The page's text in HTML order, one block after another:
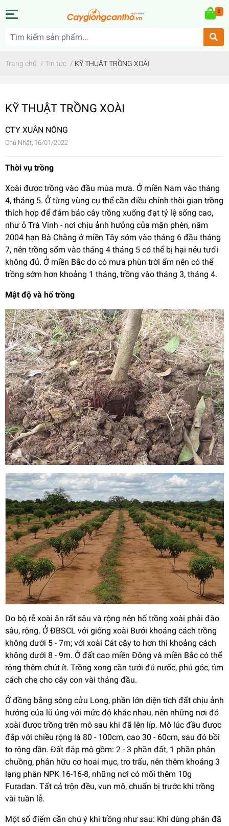
0
Trang chủ / Tin tức / KỸ THUẬT TRỒNG XOÀI
KỸ THUẬT TRỒNG XOÀI
CTY XUÂN NÔNG
Chủ Nhật, 16/01/2022
Thời vụ trồng
Xoài được trồng vào đầu mùa mưa. Ở miền Nam vào tháng
4, tháng 5. Ở từng vùng cụ thể cần điều chỉnh thòi gian trồng
thích hợp để đảm bảo cây trồng xuống đạt tỷ lệ sống cao,
như ỏ Trà Vinh - nơi chịu ảnh hưỏng của mặn phèn, năm
2004 hạn Bà Chằng ở miền Tây sớm vào tháng 6 đầu tháng
7, nên trồng sốm vào tháng 4 tháng 5 có thể bị hại néu tưó'i
không đủ. Ở miền Bắc do có mưa phùn trời ẩm nên có thể
trồng sớm hơn khoảng 1 tháng, trồng vào tháng 3, tháng 4.
Mật độ và hố trồng
Do bộ rễ xoài ăn rất sâu và rộng nên hố trồng xoài phải đào
sâu, rộng. Ở ĐBSCL với giống xoài Bưởi khoảng cách trồng
không dưới 5 - 7m; với xoài Cát cây to hơn thì khoảng cách
không dưới 8 - 9m. Ở đất cao miền Đông và miền Bắc có thể
rộng thêm chút ít. Trồng xong cần tưới đủ nưốc, phủ góc, tìm
cách che cho cây con vài tháng đầu.
Ở đồng bằng sông cửu Long, phần lớn diện tích đất chịu ảnh
hưởng của lũ úng với mức độ khác nhau, nên những nơi đó
xoài được trồng trên mô sau khi đã lên líp. Mô lúc đầu được
đắp với chiều rộng là 80 - 100cm, cao 30 - 60cm, sau đó bồi
to rộng dần. Đất đắp mô gồm: 2 - 3 phần đất, 1 phần phân
chuồng, phân hữu cơ hoai mục, tro trấu, nên thêm khoảng 3
lạng phân NPK 16-16-8, những nơi có mối thêm 10g
Furadan. Tất cả trộn đều, vun mô, chuẩn bị trước khi trồng
vài tuần lễ.
Một số điểm cần chú ý khi trồng như sau: Khi dùng phân đã